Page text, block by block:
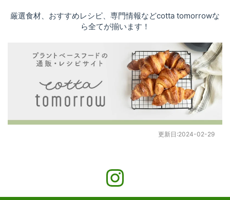
厳選食材、おすすめレシピ、専門情報などcotta tomorrowな
ら全てが揃います！
更新日:2024-02-29